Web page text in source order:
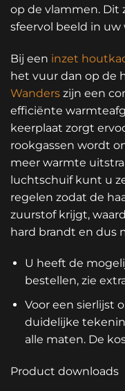
op de vlammen. Dit
sfeervol beeld in uw
Bij een inzet
het vuur dan op de
Wanders zijn een
efficiënte
keerplaat zorgt
rookgassen wordt
meer warmte
luchtschuif kunt u
regelen zodat de
zuurstof krijgt,
hard brandt en dus
U heeft de
bestellen, zie
Voor een sierlijst
duidelijke
alle maten. De
Product downloads